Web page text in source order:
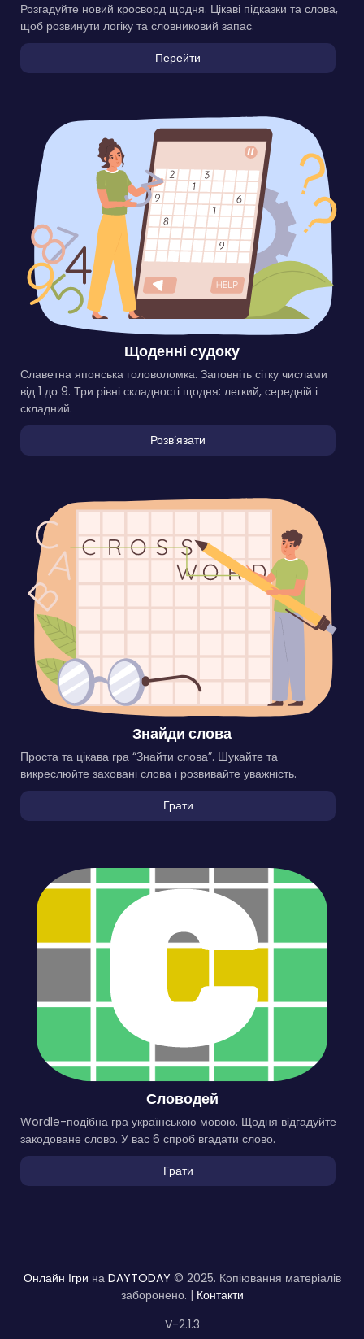
Розгадуйте новий кросворд щодня. Цікаві підказки та слова,
щоб розвинути логіку та словниковий запас.
Перейти
Щоденні судоку
Славетна японська головоломка. Заповніть сітку числами
від 1 до 9. Три рівні складності щодня: легкий, середній і
складний.
Розвʼязати
Знайди слова
Проста та цікава гра “Знайти слова”. Шукайте та
викреслюйте заховані слова і розвивайте уважність.
Грати
Словодей
Wordle-подібна гра українською мовою. Щодня відгадуйте
закодоване слово. У вас 6 спроб вгадати слово.
Грати
Онлайн Ігри на DAYTODAY © 2025. Копіювання матеріалів
заборонено. | Контакти
V-2.1.3